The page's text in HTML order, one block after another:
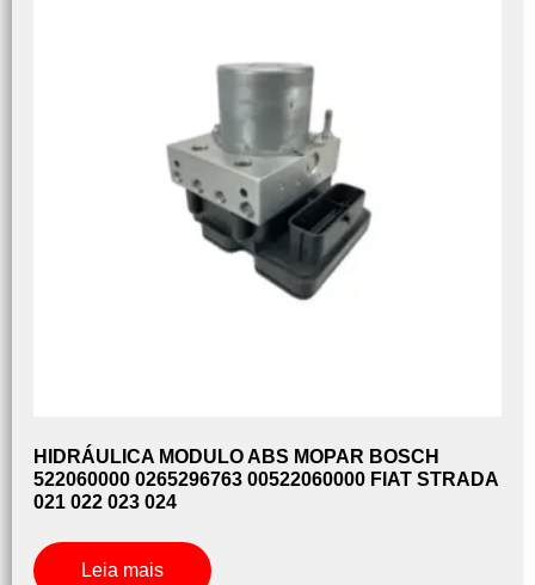
HIDRÁULICA MODULO ABS MOPAR BOSCH
522060000 0265296763 00522060000 FIAT STRADA
021 022 023 024
Leia mais